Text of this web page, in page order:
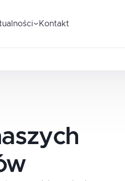
Kontakt